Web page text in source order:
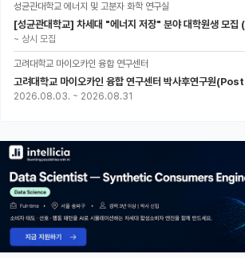
성균관대학교 에너지 및 고분자 화학 연구실
[성균관대학교] 차세대 "에너지 저장" 분야 대학원생 모
~ 상시 모집
고려대학교 마이오카인 융합 연구센터
2026.08.03. ~ 2026.08.31